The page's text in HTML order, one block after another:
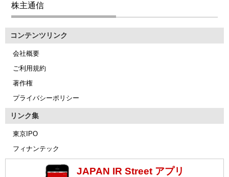
株主通信
コンテンツリンク
会社概要
ご利用規約
著作権
プライバシーポリシー
リンク集
東京IPO
フィナンテック
JAPAN IR Street アプリ